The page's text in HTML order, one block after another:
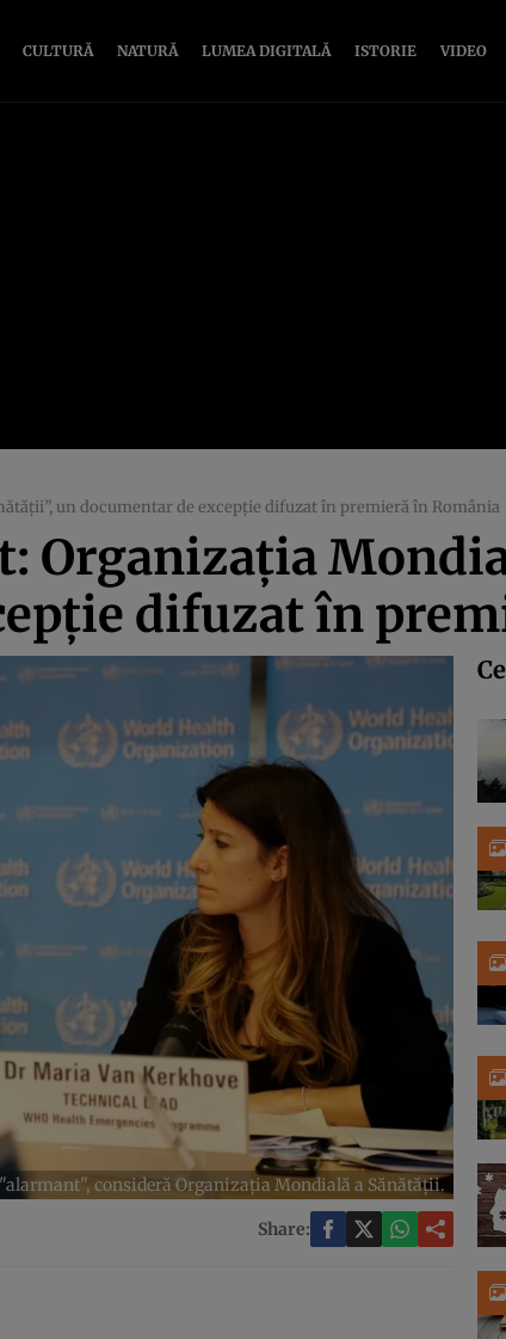
CULTURĂ NATURĂ LUMEA DIGITALĂ ISTORIE VIDEO
un documentar de excepţie difuzat în premieră în România
Organizaţia
difuzat în
consideră Organizaţia Mondială a Sănătăţii.
Share: